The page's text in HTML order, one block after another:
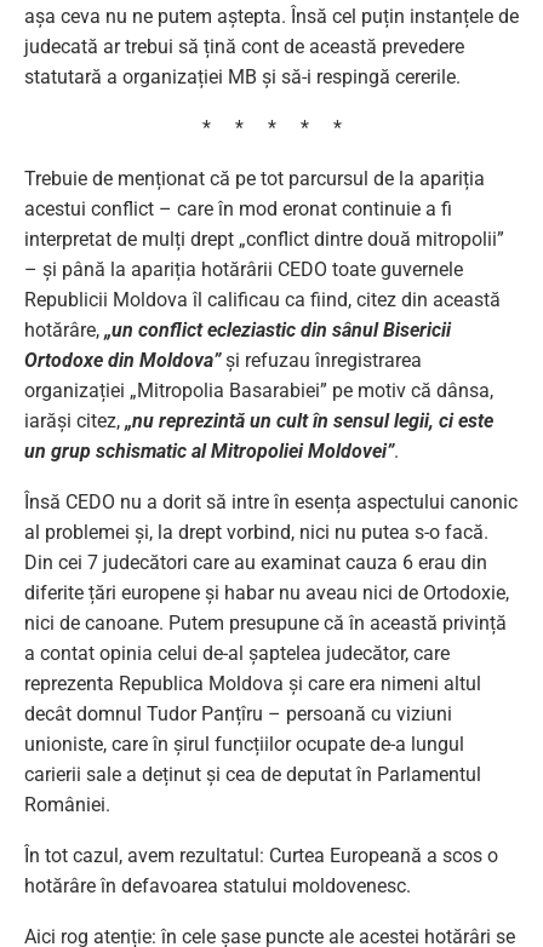
așa ceva nu ne putem aștepta. Însă cel puțin instanțele de
judecată ar trebui să țină cont de această prevedere
statutară a organizației MB și să-i respingă cererile.
* * * * *
Trebuie de menționat că pe tot parcursul de la apariția
acestui conflict – care în mod eronat continuie a fi
interpretat de mulți drept „conflict dintre două mitropolii”
– și până la apariția hotărârii CEDO toate guvernele
Republicii Moldova îl calificau ca fiind, citez din această
hotărâre, „un conflict ecleziastic din sânul Bisericii
Ortodoxe din Moldova”și refuzau înregistrarea
organizației „Mitropolia Basarabiei” pe motiv că dânsa,
iarăși citez, „nu reprezintă un cult în sensul legii, ci este
un grup schismatic al Mitropoliei Moldovei”.
Însă CEDO nu a dorit să intre în esența aspectului canonic
al problemei și, la drept vorbind, nici nu putea s-o facă.
Din cei 7 judecători care au examinat cauza 6 erau din
diferite țări europene și habar nu aveau nici de Ortodoxie,
nici de canoane. Putem presupune că în această privință
a contat opinia celui de-al șaptelea judecător, care
reprezenta Republica Moldova și care era nimeni altul
decât domnul Tudor Panțîru – persoană cu viziuni
unioniste, care în șirul funcțiilor ocupate de-a lungul
carierii sale a deținut și cea de deputat în Parlamentul
României.
În tot cazul, avem rezultatul: Curtea Europeană a scos o
hotărâre în defavoarea statului moldovenesc.
Aici rog atenție: în cele șase puncte ale acestei hotărâri se